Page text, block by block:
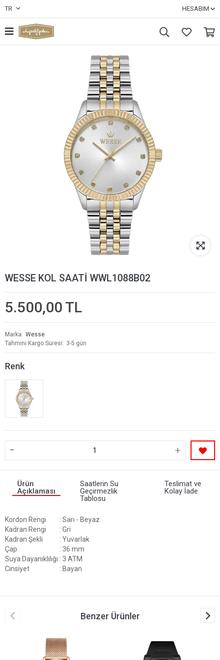
TR HESABIM
WESSE KOL SAATİ WWL1088B02
5.500,00 TL
Marka
Wesse
Tahmini Kargo Süresi
3-5 gün
Renk
- +
Ürün
Açıklaması
Saatlerin Su
Geçirmezlik
Tablosu
Teslimat ve
Kolay İade
Kordon Rengi
: Sarı - Beyaz
Kadran Rengi
: Gri
Kadran Şekli
: Yuvarlak
Çap
: 36 mm
Suya Dayanıklılığı : 3 ATM
Cinsiyet
: Bayan
Benzer Ürünler